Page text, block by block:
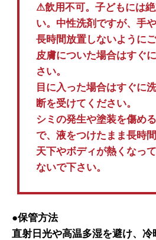
⚠︎飲用不可。子どもには
い。中性洗剤ですが、手
長時間放置しないように
皮膚についた場合はすぐ
さい。
目に入った場合はすぐに
断を受けてください。
シミの発生や塗装を傷め
で、液をつけたまま長時
天下やボディが熱くなっ
ないで下さい。
●保管方法
直射日光や高温多湿を避け、